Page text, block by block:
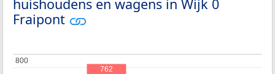
huishoudens en wagens in Wijk 0
Fraipont
800
800
762